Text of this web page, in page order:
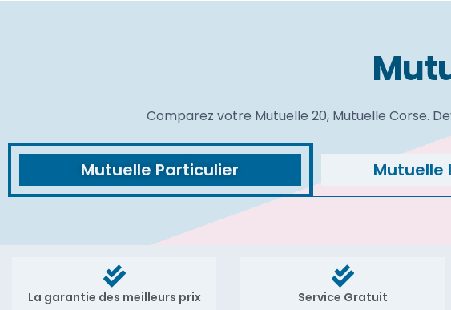
Comparez votre Mutuelle 20, Mutuelle Corse.
Mutuelle Particulier Mutuelle
La garantie des meilleurs prix Service Gratuit